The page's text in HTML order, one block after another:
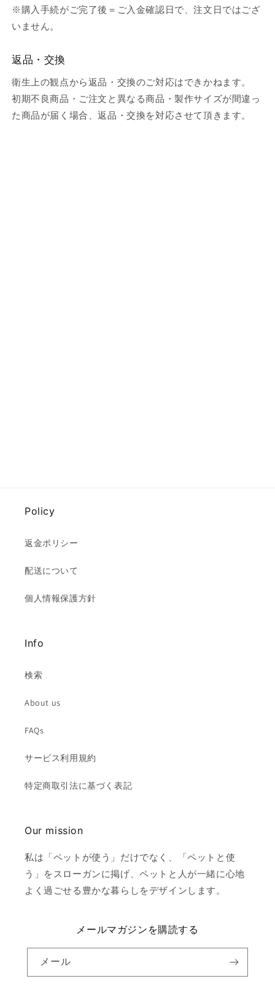
※購入手続がご完了後＝ご入金確認日で、注文日ではござ
いません。
返品・交換
衛生上の観点から返品・交換のご対応はできかねます。
初期不良商品・ご注文と異なる商品・製作サイズが間違っ
た商品が届く場合、返品・交換を対応させて頂きます。
Policy
返金ポリシー
配送について
個人情報保護方針
Info
検索
About us
FAQs
サービス利用規約
特定商取引法に基づく表記
Our mission
私は「ペットが使う」だけでなく、「ペットと使
う」をスローガンに掲げ、ペットと人が一緒に心地
よく過ごせる豊かな暮らしをデザインします。
メールマガジンを購読する
メール